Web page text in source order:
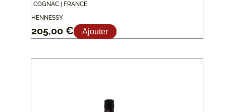
COGNAC | FRANCE
HENNESSY
205,00 € Ajouter